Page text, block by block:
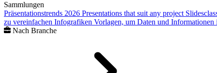
Sammlungen
Präsentationstrends 2026 Presentations that suit any project
zu vereinfachen Infografiken Vorlagen, um Daten und
Nach Branche